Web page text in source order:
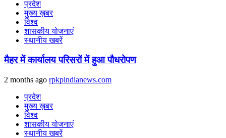
प्रदेश
मुख्य ख़बर
विश्व
शासकीय योजनाएं
स्थानीय खबरें
मैहर में कार्यालय परिसरों में हुआ पौधरोपण
2 months ago rpkpindianews.com
प्रदेश
मुख्य ख़बर
विश्व
शासकीय योजनाएं
स्थानीय खबरें